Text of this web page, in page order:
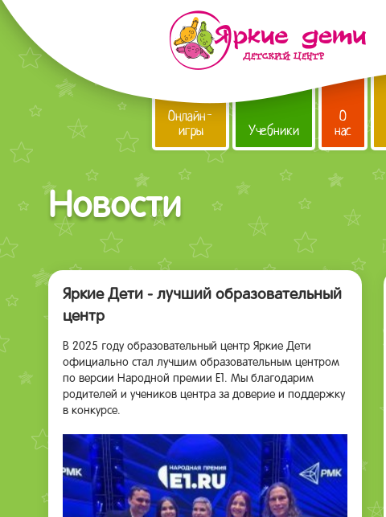
Онлайн-
игры Учебники
О
нас
Новости
Яркие Дети - лучший образовательный
центр
В 2025 году образовательный центр Яркие Дети
официально стал лучшим образовательным центром
по версии Народной премии Е1. Мы благодарим
родителей и учеников центра за доверие и поддержку
в конкурсе.